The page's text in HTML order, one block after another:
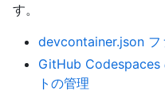
す。
devcontainer.json フ
GitHub Codespaces
トの管理